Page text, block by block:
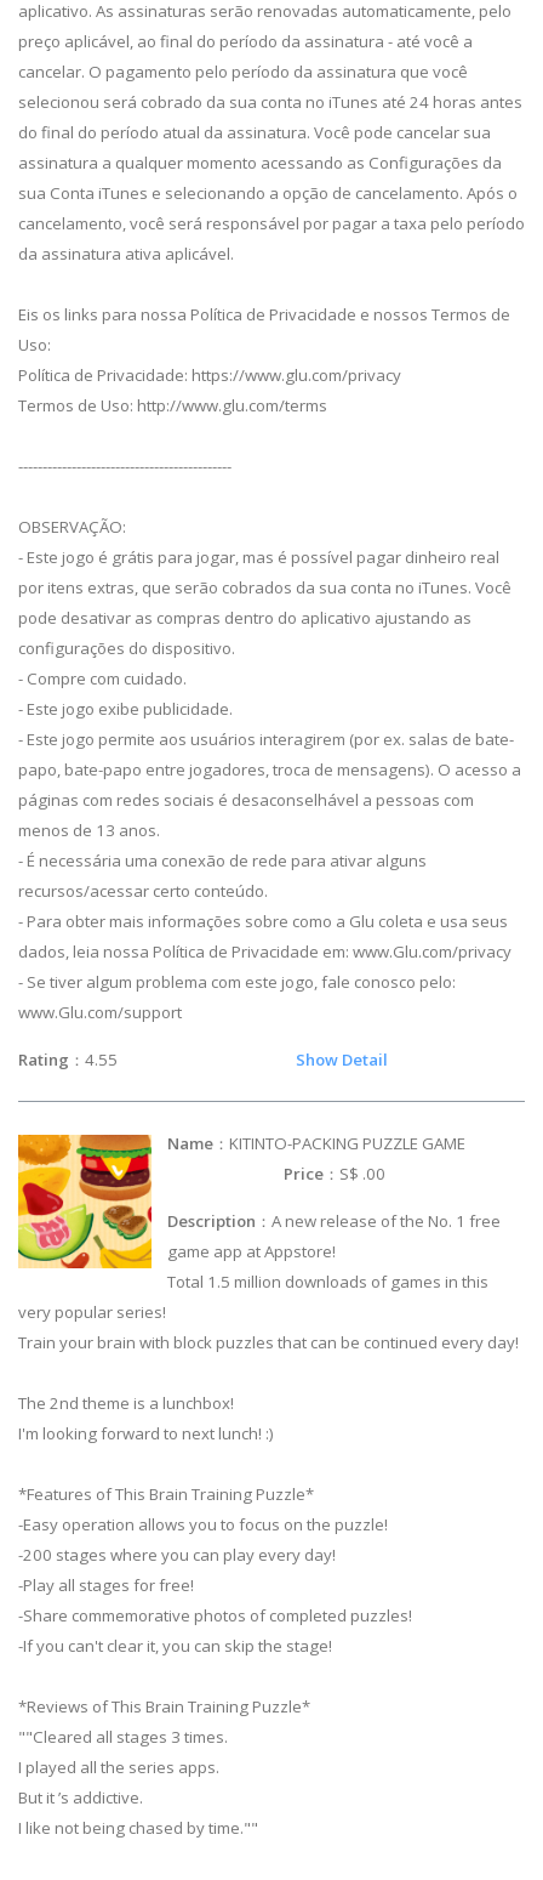
aplicativo. As assinaturas serão renovadas automaticamente, pelo
preço aplicável, ao final do período da assinatura - até você a
cancelar. O pagamento pelo período da assinatura que você
selecionou será cobrado da sua conta no iTunes até 24 horas antes
do final do período atual da assinatura. Você pode cancelar sua
assinatura a qualquer momento acessando as Configurações da
sua Conta iTunes e selecionando a opção de cancelamento. Após o
cancelamento, você será responsável por pagar a taxa pelo período
da assinatura ativa aplicável.
Eis os links para nossa Política de Privacidade e nossos Termos de
Uso:
Política de Privacidade: https://www.glu.com/privacy
Termos de Uso: http://www.glu.com/terms
--------------------------------------------
OBSERVAÇÃO:
- Este jogo é grátis para jogar, mas é possível pagar dinheiro real
por itens extras, que serão cobrados da sua conta no iTunes. Você
pode desativar as compras dentro do aplicativo ajustando as
configurações do dispositivo.
- Compre com cuidado.
- Este jogo exibe publicidade.
- Este jogo permite aos usuários interagirem (por ex. salas de bate-
papo, bate-papo entre jogadores, troca de mensagens). O acesso a
páginas com redes sociais é desaconselhável a pessoas com
menos de 13 anos.
- É necessária uma conexão de rede para ativar alguns
recursos/acessar certo conteúdo.
- Para obter mais informações sobre como a Glu coleta e usa seus
dados, leia nossa Política de Privacidade em: www.Glu.com/privacy
- Se tiver algum problema com este jogo, fale conosco pelo:
www.Glu.com/support
Rating ：4.55 Show Detail
Name ：KITINTO-PACKING PUZZLE GAME
Price ：S$ .00
Description ：A new release of the No. 1 free
game app at Appstore!
Total 1.5 million downloads of games in this
very popular series!
Train your brain with block puzzles that can be continued every day!
The 2nd theme is a lunchbox!
I'm looking forward to next lunch! :)
*Features of This Brain Training Puzzle*
-Easy operation allows you to focus on the puzzle!
-200 stages where you can play every day!
-Play all stages for free!
-Share commemorative photos of completed puzzles!
-If you can't clear it, you can skip the stage!
*Reviews of This Brain Training Puzzle*
""Cleared all stages 3 times.
I played all the series apps.
But it ’s addictive.
I like not being chased by time.""